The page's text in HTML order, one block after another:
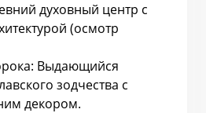
духовный центр с
(осмотр
Выдающийся
зодчества с
декором.